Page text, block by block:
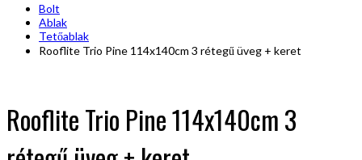
Bolt
Ablak
Tetőablak
Rooflite Trio Pine 114x140cm 3 rétegű üveg + keret
Rooflite Trio Pine 114x140cm 3